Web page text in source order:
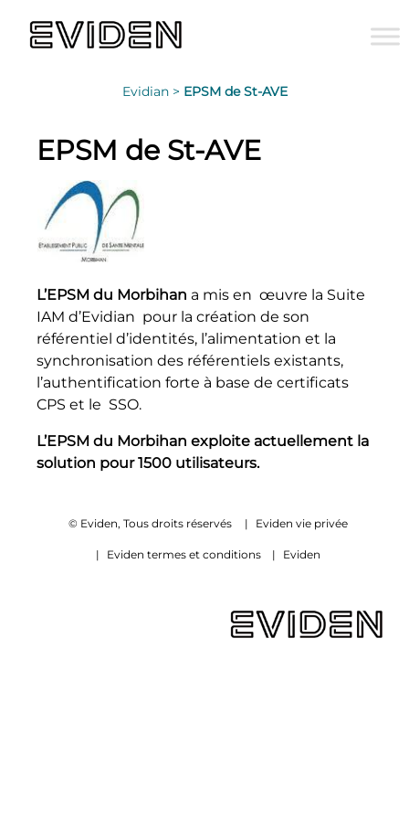
Evidian > EPSM de St-AVE
EPSM de St-AVE
L’EPSM du Morbihan a mis en œuvre la Suite
IAM d’Evidian pour la création de son
référentiel d’identités, l’alimentation et la
synchronisation des référentiels existants,
l’authentification forte à base de certificats
CPS et le SSO.
L’EPSM du Morbihan exploite actuellement la
solution pour 1500 utilisateurs.
© Eviden, Tous droits réservés | Eviden vie privée
| Eviden termes et conditions | Eviden